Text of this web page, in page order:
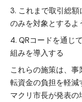
これまで取引総
のみを対象とするよ
QRコードを通じ
組みを導入する
これらの施策は、
転資金の負担を軽減
マクリ市長が発表